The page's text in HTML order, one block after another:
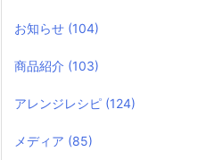
お知らせ (104)
商品紹介 (103)
アレンジレシピ (124)
メディア (85)